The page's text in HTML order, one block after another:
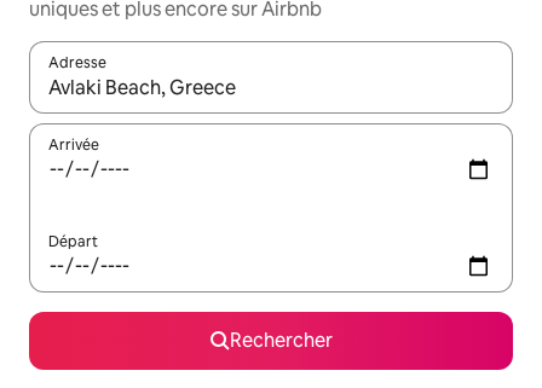
uniques et plus encore sur Airbnb
Adresse
Lorsque les résultats s'affichent, utilisez les flèches vers le
Arrivée
Départ
Rechercher